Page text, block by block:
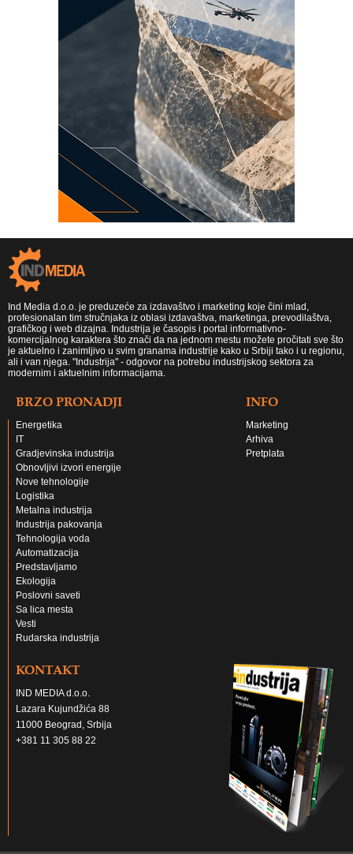
Ind Media d.o.o. je preduzeće za izdavaštvo i marketing koje čini mlad,
profesionalan tim stručnjaka iz oblasi izdavaštva, marketinga, prevodilaštva,
grafičkog i web dizajna. Industrija je časopis i portal informativno-
komercijalnog karaktera što znači da na jednom mestu možete pročitati sve što
je aktuelno i zanimljivo u svim granama industrije kako u Srbiji tako i u regionu,
ali i van njega. "Industrija" - odgovor na potrebu industrijskog sektora za
modernim i aktuelnim informacijama.
BRZO PRONADJI
Energetika
IT
Gradjevinska industrija
Obnovljivi izvori energije
Nove tehnologije
Logistika
Metalna industrija
Industrija pakovanja
Tehnologija voda
Automatizacija
Predstavljamo
Ekologija
Poslovni saveti
Sa lica mesta
Vesti
Rudarska industrija
INFO
Marketing
Arhiva
Pretplata
KONTAKT
IND MEDIA d.o.o.
Lazara Kujundžića 88
11000 Beograd, Srbija
+381 11 305 88 22